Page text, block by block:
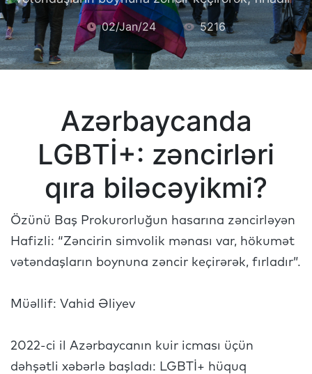
02/Jan/24 5216
Azərbaycanda
LGBTİ+: zəncirləri
qıra biləcəyikmi?
Özünü Baş Prokurorluğun hasarına zəncirləyən
Hafizli: “Zəncirin simvolik mənası var, hökumət
vətəndaşların boynuna zəncir keçirərək, fırladır”.
Müəllif: Vahid Əliyev
2022-ci il Azərbaycanın kuir icması üçün
dəhşətli xəbərlə başladı: LGBTİ+ hüquq